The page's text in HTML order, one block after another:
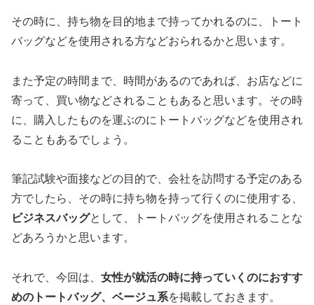
その時に、持ち物を目的地まで持ってかれるのに、トート
バッグなどを使用される方などおられるかと思います。
また予定の時間まで、時間があるのであれば、お店などに
寄って、買い物などされることもあると思います。その時
に、購入したものを運ぶのにトートバッグなどを使用され
ることもあるでしょう。
筆記試験や面接などの目的で、会社を訪問する予定のある
方でしたら、その時に持ち物を持って行くのに使用する、
ビジネスバッグとして、トートバッグを使用されることな
どあろうかと思います。
それで、今回は、 女性が就活の時に持っていくのにおすす
めのトートバッグ、ベージュ系を掲載しておきます。